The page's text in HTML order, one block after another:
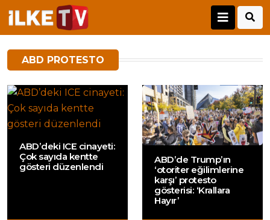
ABD PROTESTO
ABD’deki ICE cinayeti:
Çok sayıda kentte
gösteri düzenlendi
ABD’de Trump’ın
‘otoriter eğilimlerine
karşı’ protesto
gösterisi: ‘Krallara
Hayır’